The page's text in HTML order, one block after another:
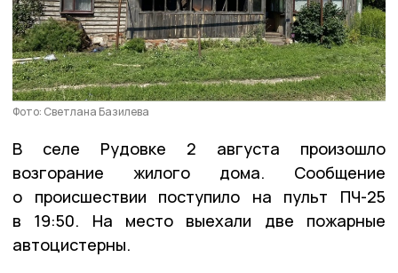
Фото: Светлана Базилева
В селе Рудовке 2 августа произошло
возгорание жилого дома. Сообщение
о происшествии поступило на пульт ПЧ-25
в 19:50. На место выехали две пожарные
автоцистерны.